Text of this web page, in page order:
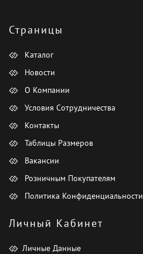
Страницы
Каталог
Новости
О Компании
Условия Сотрудничества
Контакты
Таблицы Размеров
Вакансии
Розничным Покупателям
Политика Конфиденциальности
Личный Кабинет
Личные Данные